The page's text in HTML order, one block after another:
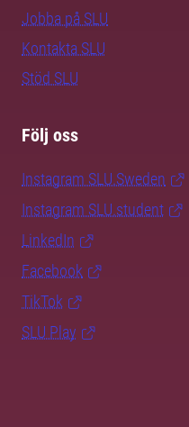
Jobba på SLU
Kontakta SLU
Stöd SLU
Följ oss
Instagram SLU.Sweden
Instagram SLU.student
LinkedIn
Facebook
TikTok
SLU Play